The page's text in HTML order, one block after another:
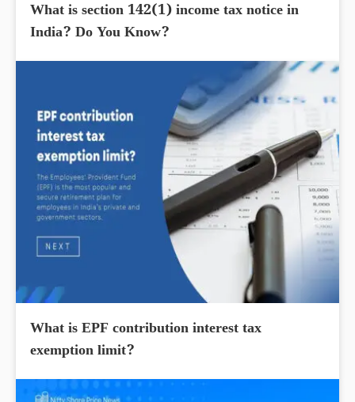
What is section 142(1) income tax notice in
India? Do You Know?
What is EPF contribution interest tax
exemption limit?